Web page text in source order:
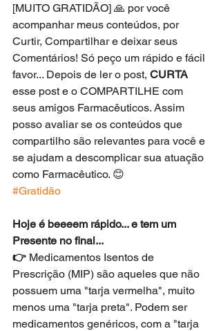
[MUITO GRATIDÃO] 🙏 por você
acompanhar meus conteúdos, por
Curtir, Compartilhar e deixar seus
Comentários! Só peço um rápido e fácil
favor... Depois de ler o post, CURTA
esse post e o COMPARTILHE com
seus amigos Farmacêuticos. Assim
posso avaliar se os conteúdos que
compartilho são relevantes para você e
se ajudam a descomplicar sua atuação
como Farmacêutico. 😊
#Gratidão
Hoje é beeeem rápido... e tem um
Presente no final...
👉 Medicamentos Isentos de
Prescrição (MIP) são aqueles que não
possuem uma "tarja vermelha", muito
menos uma "tarja preta". Podem ser
medicamentos genéricos, com a "tarja